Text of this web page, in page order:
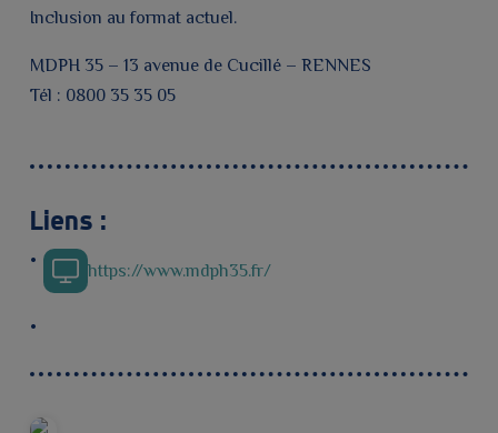
Inclusion au format actuel.
MDPH 35 – 13 avenue de Cucillé – RENNES
Tél : 0800 35 35 05
Liens :
https://www.mdph35.fr/